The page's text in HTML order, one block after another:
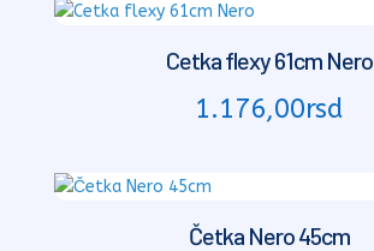
Cetka flexy 61cm Nero
1.176,00rsd
Četka Nero 45cm